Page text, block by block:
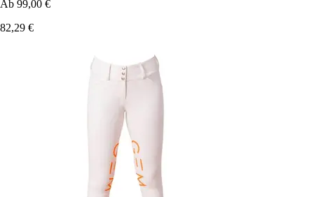
Ab 99,00 €
82,29 €